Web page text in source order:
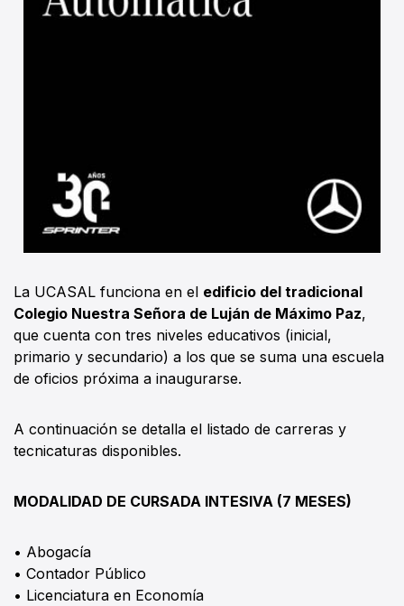
La UCASAL funciona en el edificio del tradicional
Colegio Nuestra Señora de Luján de Máximo Paz,
que cuenta con tres niveles educativos (inicial,
primario y secundario) a los que se suma una escuela
de oficios próxima a inaugurarse.
A continuación se detalla el listado de carreras y
tecnicaturas disponibles.
MODALIDAD DE CURSADA INTESIVA (7 MESES)
• Abogacía
• Contador Público
• Licenciatura en Economía